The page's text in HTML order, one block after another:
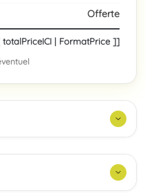
Offerte
| FormatPrice ]]